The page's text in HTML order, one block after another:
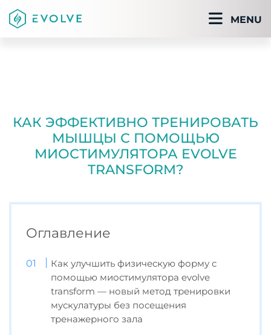
MENU
КАК ЭФФЕКТИВНО ТРЕНИРОВАТЬ
МЫШЦЫ С ПОМОЩЬЮ
МИОСТИМУЛЯТОРА EVOLVE
TRANSFORM?
Оглавление
Как улучшить физическую форму с
помощью миостимулятора evolve
transform — новый метод тренировки
мускулатуры без посещения
тренажерного зала